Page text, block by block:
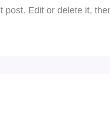
post. Edit or delete it,